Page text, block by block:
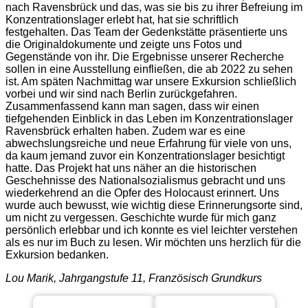
nach Ravensbrück und das, was sie bis zu ihrer Befreiung im
Konzentrationslager erlebt hat, hat sie schriftlich
festgehalten. Das Team der Gedenkstätte präsentierte uns
die Originaldokumente und zeigte uns Fotos und
Gegenstände von ihr. Die Ergebnisse unserer Recherche
sollen in eine Ausstellung einfließen, die ab 2022 zu sehen
ist. Am späten Nachmittag war unsere Exkursion schließlich
vorbei und wir sind nach Berlin zurückgefahren.
Zusammenfassend kann man sagen, dass wir einen
tiefgehenden Einblick in das Leben im Konzentrationslager
Ravensbrück erhalten haben. Zudem war es eine
abwechslungsreiche und neue Erfahrung für viele von uns,
da kaum jemand zuvor ein Konzentrationslager besichtigt
hatte. Das Projekt hat uns näher an die historischen
Geschehnisse des Nationalsozialismus gebracht und uns
wiederkehrend an die Opfer des Holocaust erinnert. Uns
wurde auch bewusst, wie wichtig diese Erinnerungsorte sind,
um nicht zu vergessen. Geschichte wurde für mich ganz
persönlich erlebbar und ich konnte es viel leichter verstehen
als es nur im Buch zu lesen. Wir möchten uns herzlich für die
Exkursion bedanken.
Lou Marik, Jahrgangstufe 11, Französisch Grundkurs